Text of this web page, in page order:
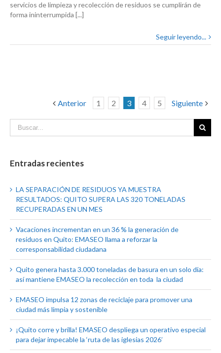
servicios de limpieza y recolección de residuos se cumplirán de
forma ininterrumpida [...]
Seguir leyendo...
Anterior 1 2 3 4 5 Siguiente
Entradas recientes
LA SEPARACIÓN DE RESIDUOS YA MUESTRA
RESULTADOS: QUITO SUPERA LAS 320 TONELADAS
RECUPERADAS EN UN MES
Vacaciones incrementan en un 36 % la generación de
residuos en Quito: EMASEO llama a reforzar la
corresponsabilidad ciudadana
Quito genera hasta 3.000 toneladas de basura en un solo día:
así mantiene EMASEO la recolección en toda la ciudad
EMASEO impulsa 12 zonas de reciclaje para promover una
ciudad más limpia y sostenible
¡Quito corre y brilla! EMASEO despliega un operativo especial
para dejar impecable la ‘ruta de las iglesias 2026’